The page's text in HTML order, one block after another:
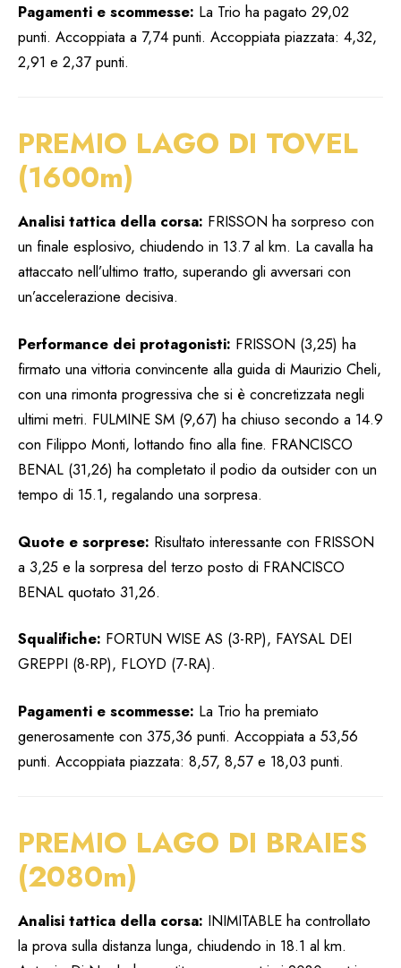
Pagamenti e scommesse: La Trio ha pagato 29,02
punti. Accoppiata a 7,74 punti. Accoppiata piazzata: 4,32,
2,91 e 2,37 punti.
PREMIO LAGO DI TOVEL
(1600m)
Analisi tattica della corsa: FRISSON ha sorpreso con
un finale esplosivo, chiudendo in 13.7 al km. La cavalla ha
attaccato nell’ultimo tratto, superando gli avversari con
un’accelerazione decisiva.
Performance dei protagonisti: FRISSON (3,25) ha
firmato una vittoria convincente alla guida di Maurizio Cheli,
con una rimonta progressiva che si è concretizzata negli
ultimi metri. FULMINE SM (9,67) ha chiuso secondo a 14.9
con Filippo Monti, lottando fino alla fine. FRANCISCO
BENAL (31,26) ha completato il podio da outsider con un
tempo di 15.1, regalando una sorpresa.
Quote e sorprese: Risultato interessante con FRISSON
a 3,25 e la sorpresa del terzo posto di FRANCISCO
BENAL quotato 31,26.
Squalifiche: FORTUN WISE AS (3-RP), FAYSAL DEI
GREPPI (8-RP), FLOYD (7-RA).
Pagamenti e scommesse: La Trio ha premiato
generosamente con 375,36 punti. Accoppiata a 53,56
punti. Accoppiata piazzata: 8,57, 8,57 e 18,03 punti.
PREMIO LAGO DI BRAIES
(2080m)
Analisi tattica della corsa: INIMITABLE ha controllato
la prova sulla distanza lunga, chiudendo in 18.1 al km.